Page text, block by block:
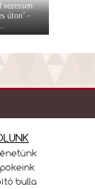
vezessen
úton” –
bulla